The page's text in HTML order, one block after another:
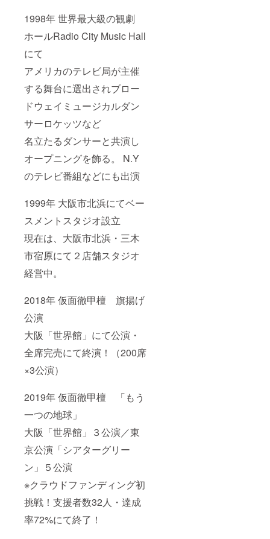
1998年 世界最大級の観劇
ホールRadio City Music Hall
にて
アメリカのテレビ局が主催
する舞台に選出されブロー
ドウェイミュージカルダン
サーロケッツなど
名立たるダンサーと共演し
オープニングを飾る。 N.Y
のテレビ番組などにも出演
1999年 大阪市北浜にてベー
スメントスタジオ設立
現在は、大阪市北浜・三木
市宿原にて２店舗スタジオ
経営中。
2018年 仮面徹甲檀 旗揚げ
公演
大阪「世界館」にて公演・
全席完売にて終演！（200席
×3公演）
2019年 仮面徹甲檀 「もう
一つの地球」
大阪「世界館」３公演／東
京公演「シアターグリー
ン」５公演
※クラウドファンディング初
挑戦！支援者数32人・達成
率72%にて終了！